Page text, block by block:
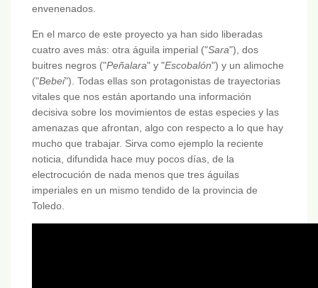
envenenados.
En el marco de este proyecto ya han sido liberadas
cuatro aves más: otra águila imperial ("Sara"), dos
buitres negros ("Peñalara" y "Escobalón") y un alimoche
("Bebei"). Todas ellas son protagonistas de trayectorias
vitales que nos están aportando una información
decisiva sobre los movimientos de estas especies y las
amenazas que afrontan, algo con respecto a lo que hay
mucho que trabajar. Sirva como ejemplo la reciente
noticia, difundida hace muy pocos días, de la
electrocución de nada menos que tres águilas
imperiales en un mismo tendido de la provincia de
Toledo.